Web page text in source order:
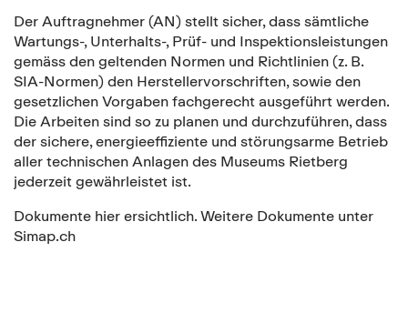
Der Auftragnehmer (AN) stellt sicher, dass sämtliche
Wartungs-, Unterhalts-, Prüf- und Inspektionsleistungen
gemäss den geltenden Normen und Richtlinien (z. B.
SIA-Normen) den Herstellervorschriften, sowie den
gesetzlichen Vorgaben fachgerecht ausgeführt werden.
Die Arbeiten sind so zu planen und durchzuführen, dass
der sichere, energieeffiziente und störungsarme Betrieb
aller technischen Anlagen des Museums Rietberg
jederzeit gewährleistet ist.
Dokumente hier ersichtlich. Weitere Dokumente unter
Simap.ch